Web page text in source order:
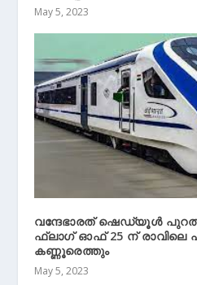
May 5, 2023
വന്ദേഭാരത് ഷെഡ്യൂൾ പുറത്ത്,
ഫ്ലാഗ് ഓഫ് 25 ന് രാവിലെ
കണ്ണൂരെത്തും
May 5, 2023